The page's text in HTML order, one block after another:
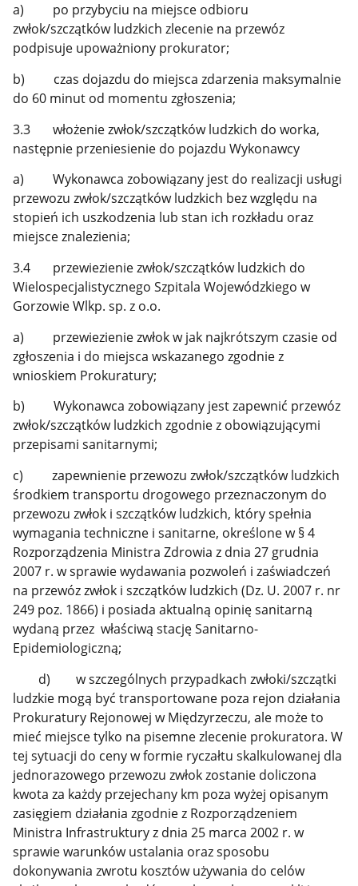
a) po przybyciu na miejsce odbioru
zwłok/szczątków ludzkich zlecenie na przewóz
podpisuje upoważniony prokurator;
b) czas dojazdu do miejsca zdarzenia maksymalnie
do 60 minut od momentu zgłoszenia;
3.3 włożenie zwłok/szczątków ludzkich do worka,
następnie przeniesienie do pojazdu Wykonawcy
a) Wykonawca zobowiązany jest do realizacji usługi
przewozu zwłok/szczątków ludzkich bez względu na
stopień ich uszkodzenia lub stan ich rozkładu oraz
miejsce znalezienia;
3.4 przewiezienie zwłok/szczątków ludzkich do
Wielospecjalistycznego Szpitala Wojewódzkiego w
Gorzowie Wlkp. sp. z o.o.
a) przewiezienie zwłok w jak najkrótszym czasie od
zgłoszenia i do miejsca wskazanego zgodnie z
wnioskiem Prokuratury;
b) Wykonawca zobowiązany jest zapewnić przewóz
zwłok/szczątków ludzkich zgodnie z obowiązującymi
przepisami sanitarnymi;
c) zapewnienie przewozu zwłok/szczątków ludzkich
środkiem transportu drogowego przeznaczonym do
przewozu zwłok i szczątków ludzkich, który spełnia
wymagania techniczne i sanitarne, określone w § 4
Rozporządzenia Ministra Zdrowia z dnia 27 grudnia
2007 r. w sprawie wydawania pozwoleń i zaświadczeń
na przewóz zwłok i szczątków ludzkich (Dz. U. 2007 r. nr
249 poz. 1866) i posiada aktualną opinię sanitarną
wydaną przez właściwą stację Sanitarno-
Epidemiologiczną;
d) w szczególnych przypadkach zwłoki/szczątki
ludzkie mogą być transportowane poza rejon działania
Prokuratury Rejonowej w Międzyrzeczu, ale może to
mieć miejsce tylko na pisemne zlecenie prokuratora. W
tej sytuacji do ceny w formie ryczałtu skalkulowanej dla
jednorazowego przewozu zwłok zostanie doliczona
kwota za każdy przejechany km poza wyżej opisanym
zasięgiem działania zgodnie z Rozporządzeniem
Ministra Infrastruktury z dnia 25 marca 2002 r. w
sprawie warunków ustalania oraz sposobu
dokonywania zwrotu kosztów używania do celów